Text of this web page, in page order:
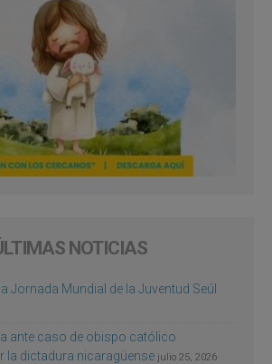
NOTICIAS
Jornada Mundial de la Juventud Seúl
ante caso de obispo católico
la dictadura nicaragüense julio 25, 2026